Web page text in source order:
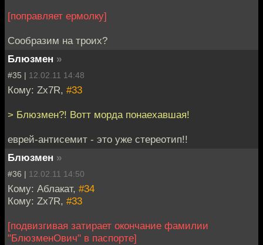
[поправляет ермолку]
Сообразим на троих?
Блюзмен »
#35 | 12.02.11 14:48
Кому: Zx7R, #33
> Блюзмен?! Вотт морда понаехавшая!
еврей-антисемит - это уже стереотип!!
Блюзмен »
#36 | 12.02.11 14:50
Кому: Аблакат, #34
Кому: Zx7R, #33
[подвизгивая затирает окончание фамилии
"БлюзменОвич" в паспорте]